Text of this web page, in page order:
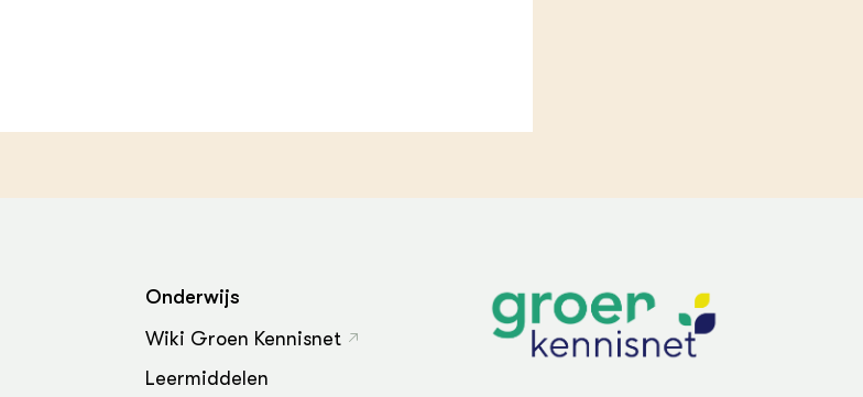
Onderwijs
Wiki Groen Kennisnet
Leermiddelen